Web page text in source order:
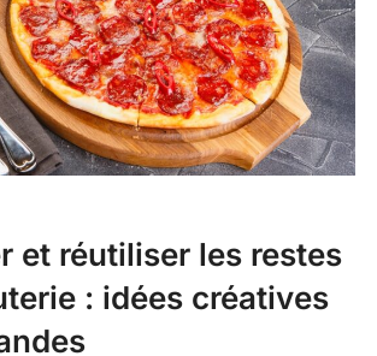
et réutiliser les restes
: idées créatives